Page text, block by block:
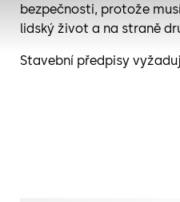
bezpečnosti, protože
lidský život a na straně
Stavební předpisy
SafeRoute je modulární
systémově kombinuje